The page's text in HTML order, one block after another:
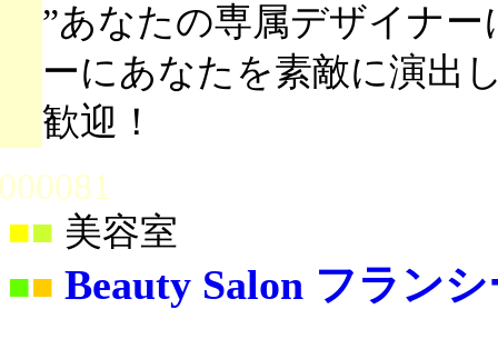
”あなたの専属デザイナ
ーにあなたを素敵に演出
歓迎！
■ 美容室
■■ Beauty Salon フラン